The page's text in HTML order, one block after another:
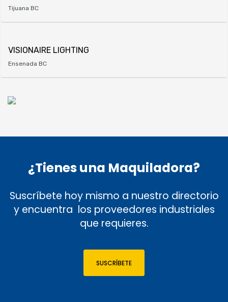
Tijuana BC
VISIONAIRE LIGHTING
Ensenada BC
¿Tienes una Maquiladora?
Suscríbete hoy mismo a nuestro directorio
y encuentra los proveedores industriales
que requieres.
SUSCRÍBETE